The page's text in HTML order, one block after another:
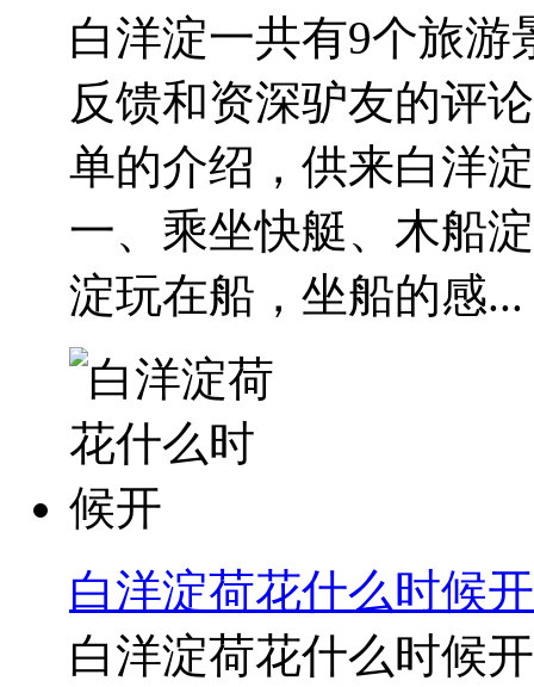
白洋淀一共有9个旅
反馈和资深驴友的评
单的介绍，供来白洋
一、乘坐快艇、木船
淀玩在船，坐船的感...
白洋淀荷花什么时候开
白洋淀荷花什么时候